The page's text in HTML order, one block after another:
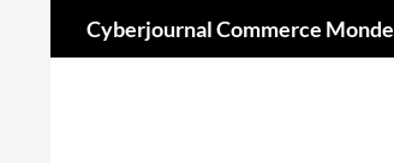
Cyberjournal Commerce Monde